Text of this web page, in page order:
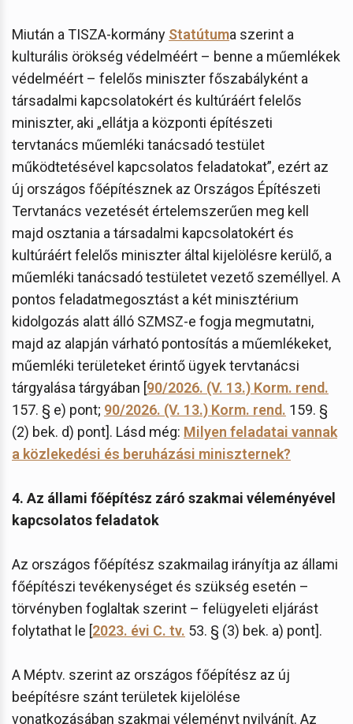
Miután a TISZA-kormány Statútuma szerint a
kulturális örökség védelméért – benne a műemlékek
védelméért – felelős miniszter főszabályként a
társadalmi kapcsolatokért és kultúráért felelős
miniszter, aki „ellátja a központi építészeti
tervtanács műemléki tanácsadó testület
működtetésével kapcsolatos feladatokat”, ezért az
új országos főépítésznek az Országos Építészeti
Tervtanács vezetését értelemszerűen meg kell
majd osztania a társadalmi kapcsolatokért és
kultúráért felelős miniszter által kijelölésre kerülő, a
műemléki tanácsadó testületet vezető személlyel. A
pontos feladatmegosztást a két minisztérium
kidolgozás alatt álló SZMSZ-e fogja megmutatni,
majd az alapján várható pontosítás a műemlékeket,
műemléki területeket érintő ügyek tervtanácsi
tárgyalása tárgyában [90/2026. (V. 13.) Korm. rend.
157. § e) pont; 90/2026. (V. 13.) Korm. rend. 159. §
(2) bek. d) pont]. Lásd még: Milyen feladatai vannak
a közlekedési és beruházási miniszternek?
4. Az állami főépítész záró szakmai véleményével
kapcsolatos feladatok
Az országos főépítész szakmailag irányítja az állami
főépítészi tevékenységet és szükség esetén –
törvényben foglaltak szerint – felügyeleti eljárást
folytathat le [2023. évi C. tv. 53. § (3) bek. a) pont].
A Méptv. szerint az országos főépítész az új
beépítésre szánt területek kijelölése
vonatkozásában szakmai véleményt nyilvánít. Az